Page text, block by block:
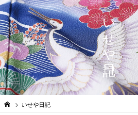
いせや日記
いせや日記